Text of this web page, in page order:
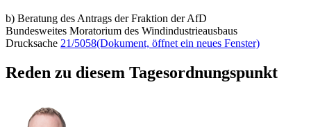
b) Beratung des Antrags der Fraktion der AfD
Bundesweites Moratorium des Windindustrieausbaus
Drucksache 21/5058(Dokument, öffnet ein neues Fenster)
Reden zu diesem Tagesordnungspunkt